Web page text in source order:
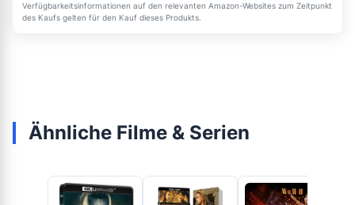
Verfügbarkeitsinformationen auf den relevanten Amazon-Websites zum Zeitpunkt
des Kaufs gelten für den Kauf dieses Produkts.
Ähnliche Filme & Serien